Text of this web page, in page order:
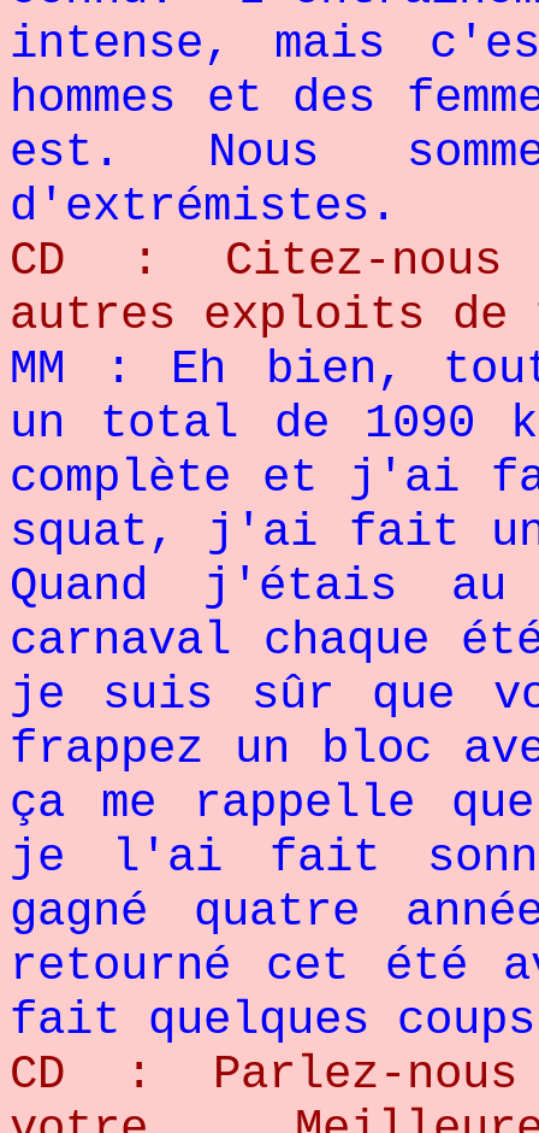
intense, mais
hommes et des
est. Nous
d'extrémistes.
CD : Citez-nous
autres exploits de
MM : Eh bien,
un total de 1090
complète et j'ai
squat, j'ai fait un
Quand j'étais
carnaval chaque
je suis sûr que
frappez un bloc
ça me rappelle
je l'ai fait
gagné quatre
retourné cet été
fait quelques
CD : Parlez-nous